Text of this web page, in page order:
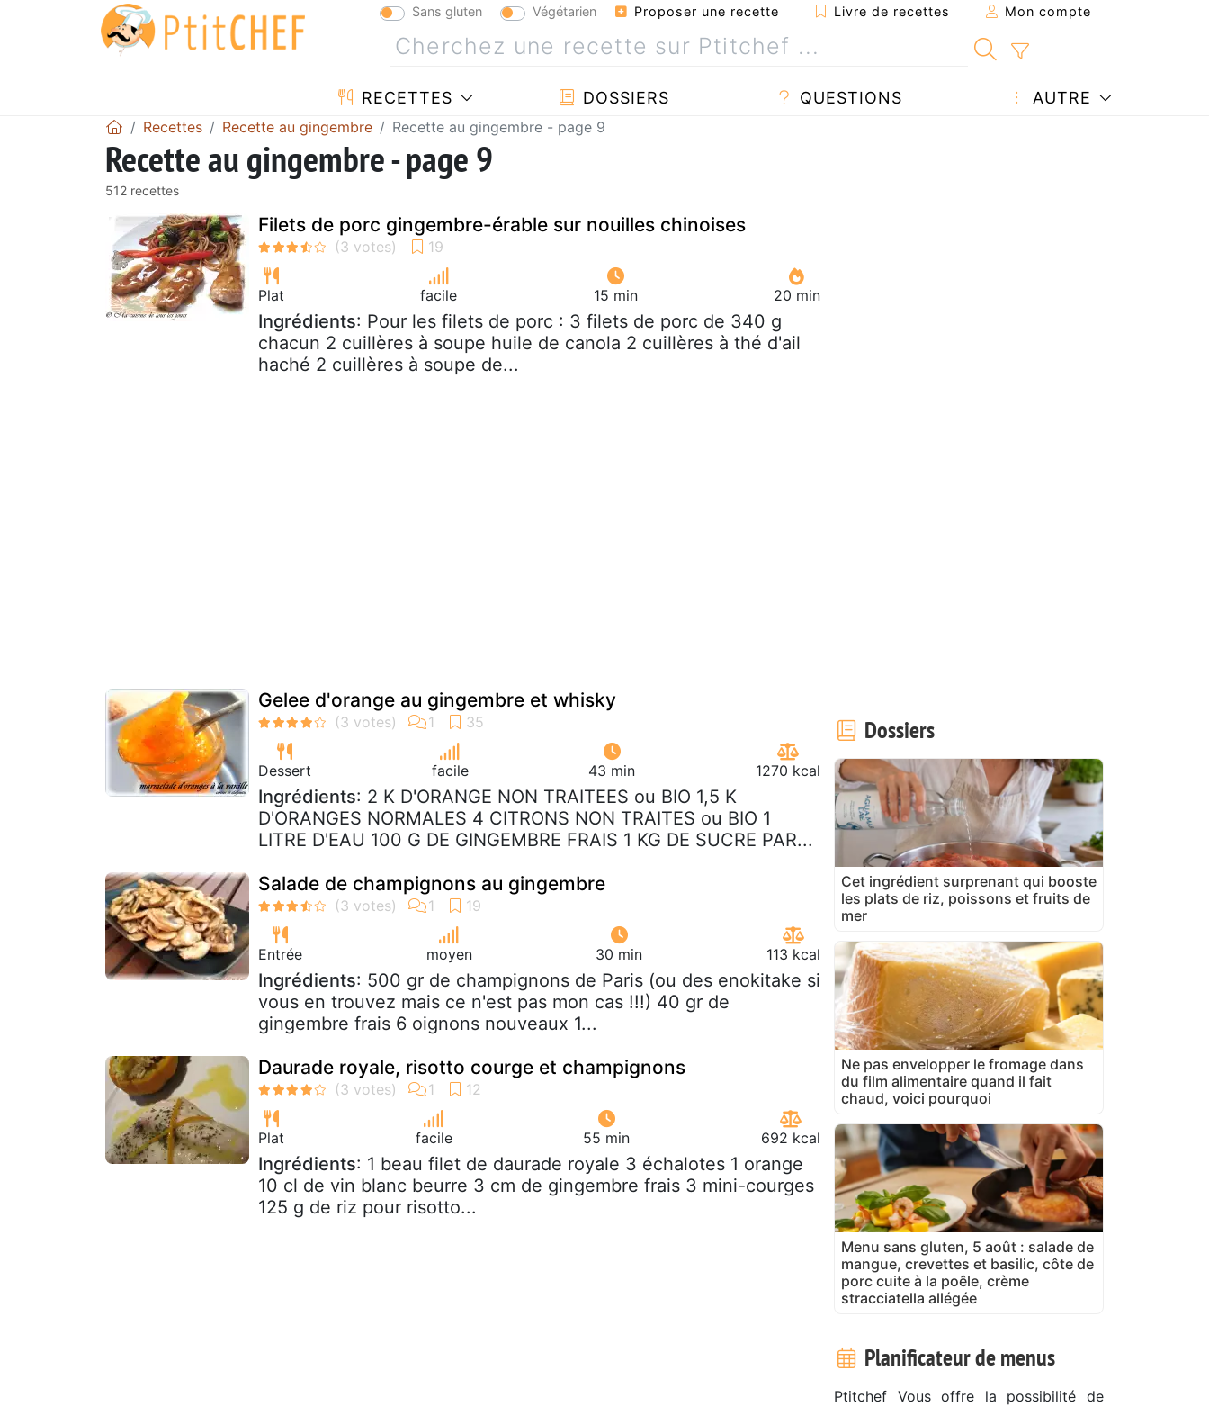
Sans gluten Végétarien Proposer une recette Livre de recettes Mon compte
RECETTES DOSSIERS QUESTIONS AUTRE
Recettes Recette au gingembre Recette au gingembre - page 9
Recette au gingembre - page 9
512 recettes
Filets de porc gingembre-érable sur nouilles chinoises
Plat facile 15 min 20 min
Ingrédients: Pour les filets de porc : 3 filets de porc de 340 g
chacun 2 cuillères à soupe huile de canola 2 cuillères à thé d'ail
haché 2 cuillères à soupe de...
Gelee d'orange au gingembre et whisky
Dessert facile 43 min 1270 kcal
Ingrédients: 2 K D'ORANGE NON TRAITEES ou BIO 1,5 K
D'ORANGES NORMALES 4 CITRONS NON TRAITES ou BIO 1
LITRE D'EAU 100 G DE GINGEMBRE FRAIS 1 KG DE SUCRE PAR...
Salade de champignons au gingembre
Entrée moyen 30 min 113 kcal
Ingrédients: 500 gr de champignons de Paris (ou des enokitake si
vous en trouvez mais ce n'est pas mon cas !!!) 40 gr de
gingembre frais 6 oignons nouveaux 1...
Daurade royale, risotto courge et champignons
Plat facile 55 min 692 kcal
Ingrédients: 1 beau filet de daurade royale 3 échalotes 1 orange
10 cl de vin blanc beurre 3 cm de gingembre frais 3 mini-courges
125 g de riz pour risotto...
Dossiers
Cet ingrédient surprenant qui booste
les plats de riz, poissons et fruits de
mer
Ne pas envelopper le fromage dans
du film alimentaire quand il fait
chaud, voici pourquoi
Menu sans gluten, 5 août : salade de
mangue, crevettes et basilic, côte de
porc cuite à la poêle, crème
stracciatella allégée
Planificateur de menus
Ptitchef Vous offre la possibilité de